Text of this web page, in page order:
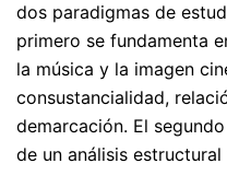
dos paradigmas de
primero se fundamenta
la música y la imagen
consustancialidad,
demarcación. El
de un análisis